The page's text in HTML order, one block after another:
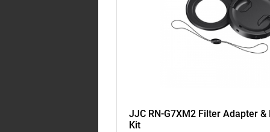
JJC RN-G7XM2 Filter Adapter &
Kit